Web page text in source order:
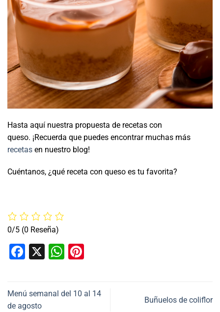
Hasta aquí nuestra propuesta de recetas con
queso. ¡Recuerda que puedes encontrar muchas más
recetas en nuestro blog!
Cuéntanos, ¿qué receta con queso es tu favorita?
0/5 (0 Reseña)
Facebook
X WhatsApp
Menú semanal del 10 al 14
de agosto
Buñuelos de coliflor